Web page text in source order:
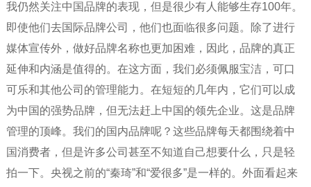
我仍然关注中国品牌的表现，但是很少有人能够生存100年。
即使他们去国际品牌公司，他们也面临很多问题。除了进行
媒体宣传外，做好品牌名称也更加困难，因此，品牌的真正
延伸和内涵是值得的。在这方面，我们必须佩服宝洁，可口
可乐和其他公司的管理能力。在短短的几年内，它们可以成
为中国的强势品牌，但无法赶上中国的领先企业。这是品牌
管理的顶峰。我们的国内品牌呢？这些品牌每天都围绕着中
国消费者，但是许多公司甚至不知道自己想要什么，只是轻
拍一下。央视之前的“秦琦”和“爱很多”是一样的。外面看起来